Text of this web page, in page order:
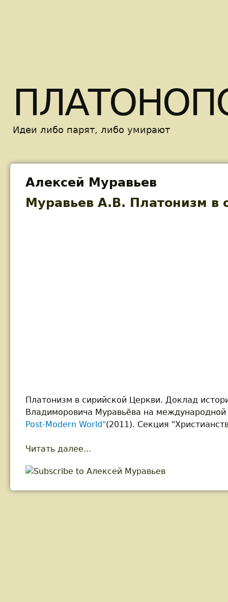
Идеи либо парят, либо умирают
Алексей Муравьев
Муравьев А.В. Платонизм в
Платонизм в сирийской Церкви. Доклад
Владиморовича Муравьёва на
Post-Modern World"(2011). Секция
Читать далее...